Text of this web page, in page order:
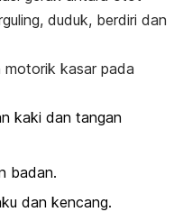
duduk, berdiri dan
motorik kasar pada
kaki dan tangan
badan.
dan kencang.